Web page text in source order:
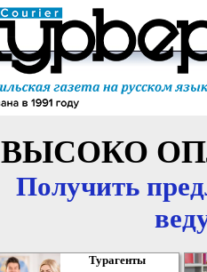
ВЫСОКО
Получить
Турагенты